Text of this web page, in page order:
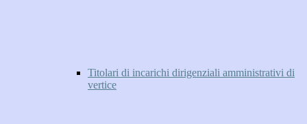
Titolari di incarichi dirigenziali amministrativi di
vertice